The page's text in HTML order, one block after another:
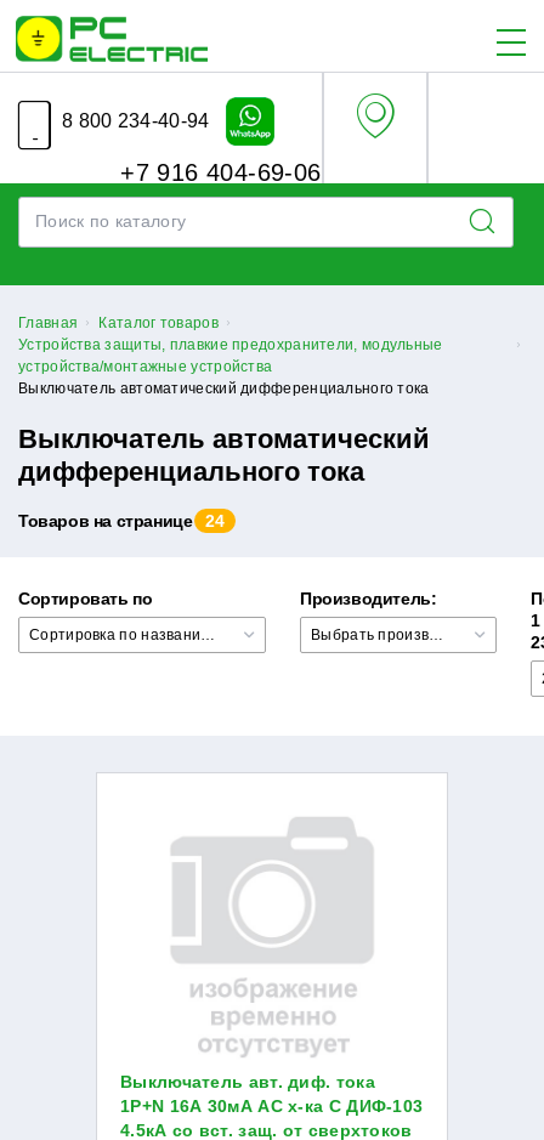
8 800 234-40-94
+7 916 404-69-06
Главная
Каталог товаров
Устройства защиты, плавкие предохранители, модульные
устройства/монтажные устройства
Выключатель автоматический дифференциального тока
Выключатель автоматический
дифференциального тока
Товаров на странице 24
Сортировать по
Сортировка по названию товара +/-
Производитель:
Выбрать производителя
1
Выключатель авт. диф. тока
1Р+N 16А 30мА AC х-ка С ДИФ-103
4.5кА со вст. защ. от сверхтоков